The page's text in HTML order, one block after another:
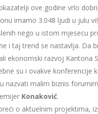
ove godine vrlo
imamo 3.048 ljudi u julu
nego u istom mjesecu
i taj trend se nastavlja. Da
ekonomski razvoj Kantona
su i ovakve konferencije
nazvati malim biznis
Konaković.
o aktuelnim projektima,